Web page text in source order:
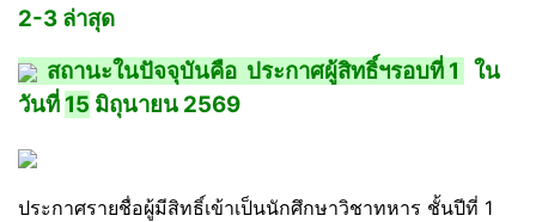
2-3 ล่าสุด
สถานะในปัจจุบันคือ ประกาศผู้สิทธิ์ฯรอบที่ 1
ใน
วันที่ 15 มิถุนายน 2569
ประกาศรายชื่อผู้มีสิทธิ์เข้าเป็นนักศึกษาวิชาทหาร ชั้นปีที่ 1